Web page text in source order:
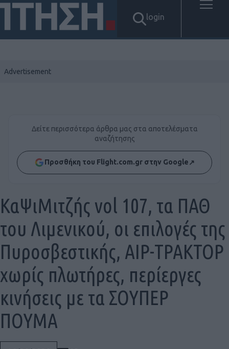
login
Δείτε περισσότερα άρθρα μας στα αποτελέσματα
αναζήτησης
Προσθήκη του Flight.com.gr στην Google↗
ΚαΨιΜιτζής vol 107, τα ΠΑΘ
του Λιμενικού, οι επιλογές της
Πυροσβεστικής, ΑΙΡ-ΤΡΑΚΤΟΡ
χωρίς πλωτήρες, περίεργες
κινήσεις με τα ΣΟΥΠΕΡ
ΠΟΥΜΑ